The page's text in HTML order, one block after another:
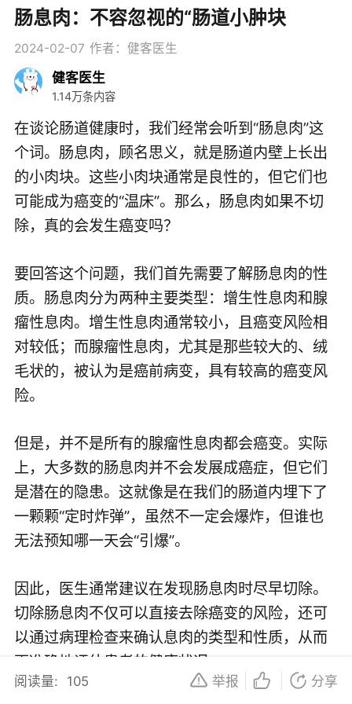
肠息肉：不容忽视的“肠道小肿块
2024-02-07 作者：健客医生
健客医生
1.14万条内容
在谈论肠道健康时，我们经常会听到“肠息肉”这
个词。肠息肉，顾名思义，就是肠道内壁上长出
的小肉块。这些小肉块通常是良性的，但它们也
可能成为癌变的“温床”。那么，肠息肉如果不切
除，真的会发生癌变吗？
要回答这个问题，我们首先需要了解肠息肉的性
质。肠息肉分为两种主要类型：增生性息肉和腺
瘤性息肉。增生性息肉通常较小，且癌变风险相
对较低；而腺瘤性息肉，尤其是那些较大的、绒
毛状的，被认为是癌前病变，具有较高的癌变风
险。
但是，并不是所有的腺瘤性息肉都会癌变。实际
上，大多数的肠息肉并不会发展成癌症，但它们
是潜在的隐患。这就像是在我们的肠道内埋下了
一颗颗“定时炸弹”，虽然不一定会爆炸，但谁也
无法预知哪一天会“引爆”。
因此，医生通常建议在发现肠息肉时尽早切除。
切除肠息肉不仅可以直接去除癌变的风险，还可
以通过病理检查来确认息肉的类型和性质，从而
更准确地评估患者的健康状况。
阅读量: 105 举报 分享